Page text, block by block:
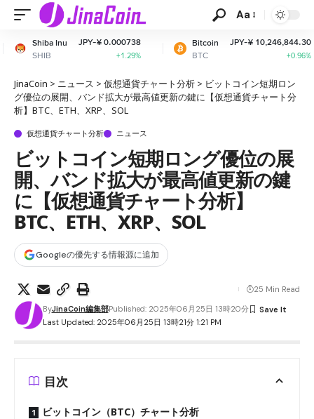
Aa
JPY-¥ 0.000738
+1.29%
Bitcoin
BTC
JPY-¥ 10,246,844.30
ETH
JinaCoin > ニュース > 仮想通貨チャート分析 > ビットコイン短期ロン
グ優位の展開、バンド拡大が最高値更新の鍵に【仮想通貨チャート分
析】BTC、ETH、XRP、SOL
仮想通貨チャート分析 ニュース
ビットコイン短期ロング優位の展
開、バンド拡大が最高値更新の鍵
に【仮想通貨チャート分析】
BTC、ETH、XRP、SOL
Googleの優先する情報源に追加
Last Updated: 2025年06月25日 13時21分 1:21 PM
ByJinaCoin編集部Published: 2025年06月25日 13時20分
25 Min Read
目次
ビットコイン（BTC）チャート分析